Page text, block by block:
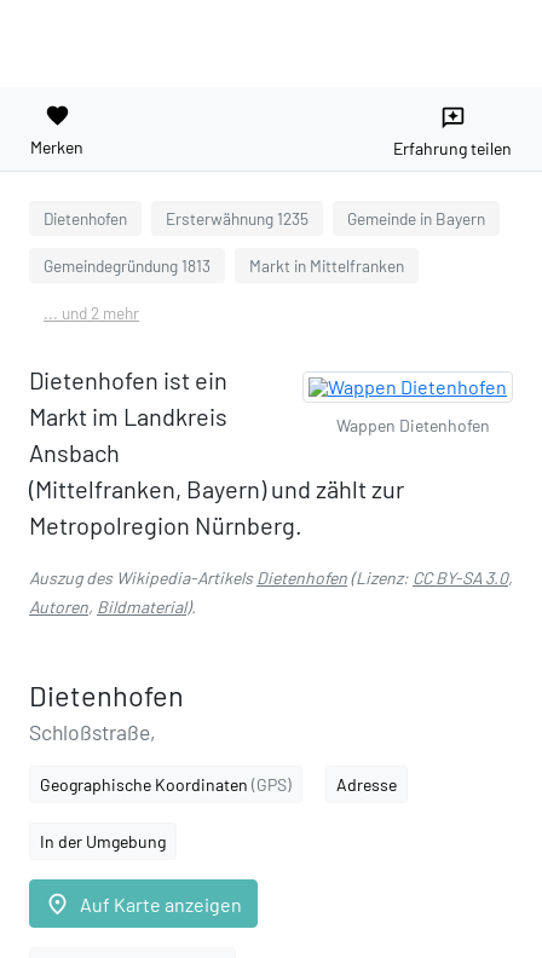
favorite
Merken
reviews
Erfahrung teilen
Dietenhofen Ersterwähnung 1235 Gemeinde in Bayern
Gemeindegründung 1813 Markt in Mittelfranken
... und 2 mehr
Wappen Dietenhofen
Dietenhofen ist ein
Markt im Landkreis
Ansbach
(Mittelfranken, Bayern) und zählt zur
Metropolregion Nürnberg.
Auszug des Wikipedia-ArtikelsDietenhofen(Lizenz: CC BY-SA 3.0,
Autoren, Bildmaterial).
Dietenhofen
Schloßstraße,
Geographische Koordinaten (GPS) Adresse
In der Umgebung
place Auf Karte anzeigen